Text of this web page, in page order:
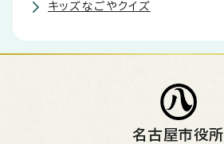
キッズなごやクイズ
名古屋市役所